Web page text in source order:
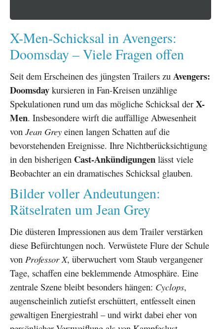
X-Men-Schicksal in Avengers:
Doomsday – Viele Fragen offen
Seit dem Erscheinen des jüngsten Trailers zu Avengers:
Doomsday kursieren in Fan-Kreisen unzählige
Spekulationen rund um das mögliche Schicksal der X-
Men. Insbesondere wirft die auffällige Abwesenheit
von Jean Grey einen langen Schatten auf die
bevorstehenden Ereignisse. Ihre Nichtberücksichtigung
in den bisherigen Cast-Ankündigungen lässt viele
Beobachter an ein dramatisches Schicksal glauben.
Bilder voller Andeutungen:
Rätselraten um Jean Grey
Die düsteren Impressionen aus dem Trailer verstärken
diese Befürchtungen noch. Verwüstete Flure der Schule
von Professor X, überwuchert vom Staub vergangener
Tage, schaffen eine beklemmende Atmosphäre. Eine
zentrale Szene bleibt besonders hängen: Cyclops,
augenscheinlich zutiefst erschüttert, entfesselt einen
gewaltigen Energiestrahl – und wirkt dabei eher von